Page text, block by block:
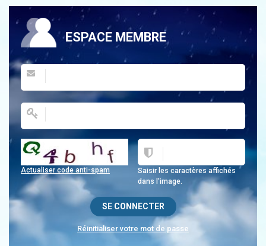
ESPACE MEMBRE
Saisir les caractères affichés
dans l'image.
Actualiser code anti-spam
Réinitialiser votre mot de passe